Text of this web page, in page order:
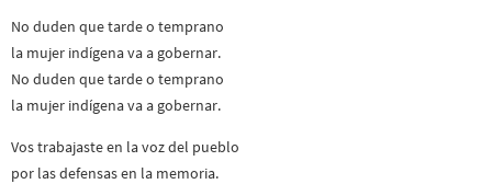
No duden que tarde o temprano
la mujer indígena va a gobernar.
No duden que tarde o temprano
la mujer indígena va a gobernar.
Vos trabajaste en la voz del pueblo
por las defensas en la memoria.